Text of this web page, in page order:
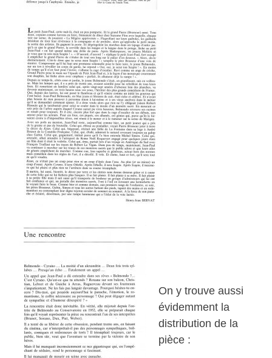
On y trouve aussi
évidemment la
distribution de la
pièce :